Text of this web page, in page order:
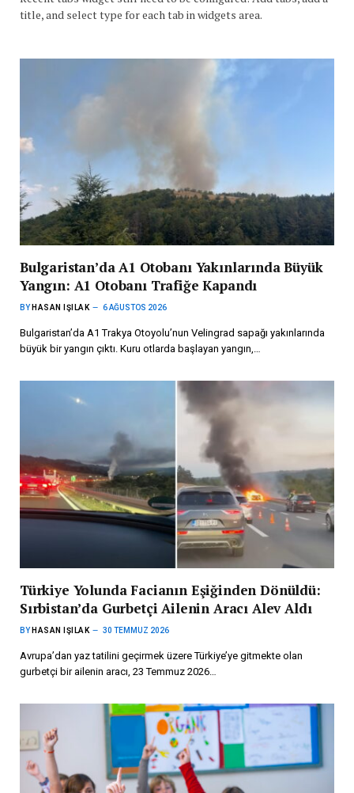
title, and select type for each tab in widgets area.
Bulgaristan’da A1 Otobanı Yakınlarında Büyük
Yangın: A1 Otobanı Trafiğe Kapandı
BY HASAN IŞILAK 6 AĞUSTOS 2026
Bulgaristan’da A1 Trakya Otoyolu’nun Velingrad sapağı yakınlarında
büyük bir yangın çıktı. Kuru otlarda başlayan yangın,…
Türkiye Yolunda Facianın Eşiğinden Dönüldü:
Sırbistan’da Gurbetçi Ailenin Aracı Alev Aldı
BY HASAN IŞILAK 30 TEMMUZ 2026
Avrupa’dan yaz tatilini geçirmek üzere Türkiye’ye gitmekte olan
gurbetçi bir ailenin aracı, 23 Temmuz 2026…